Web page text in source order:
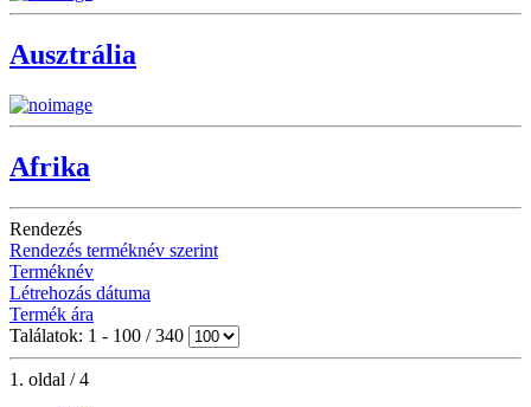
Ausztrália
Afrika
Rendezés
Rendezés terméknév szerint
Terméknév
Létrehozás dátuma
Termék ára
Találatok: 1 - 100 / 340
1. oldal / 4